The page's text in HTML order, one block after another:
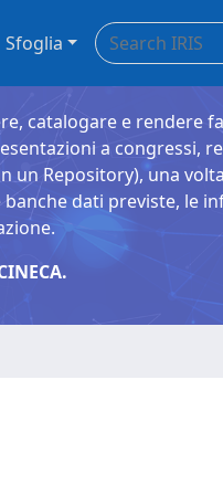
Sfoglia
catalogare e rendere
a congressi,
un Repository), una
dati previste, le